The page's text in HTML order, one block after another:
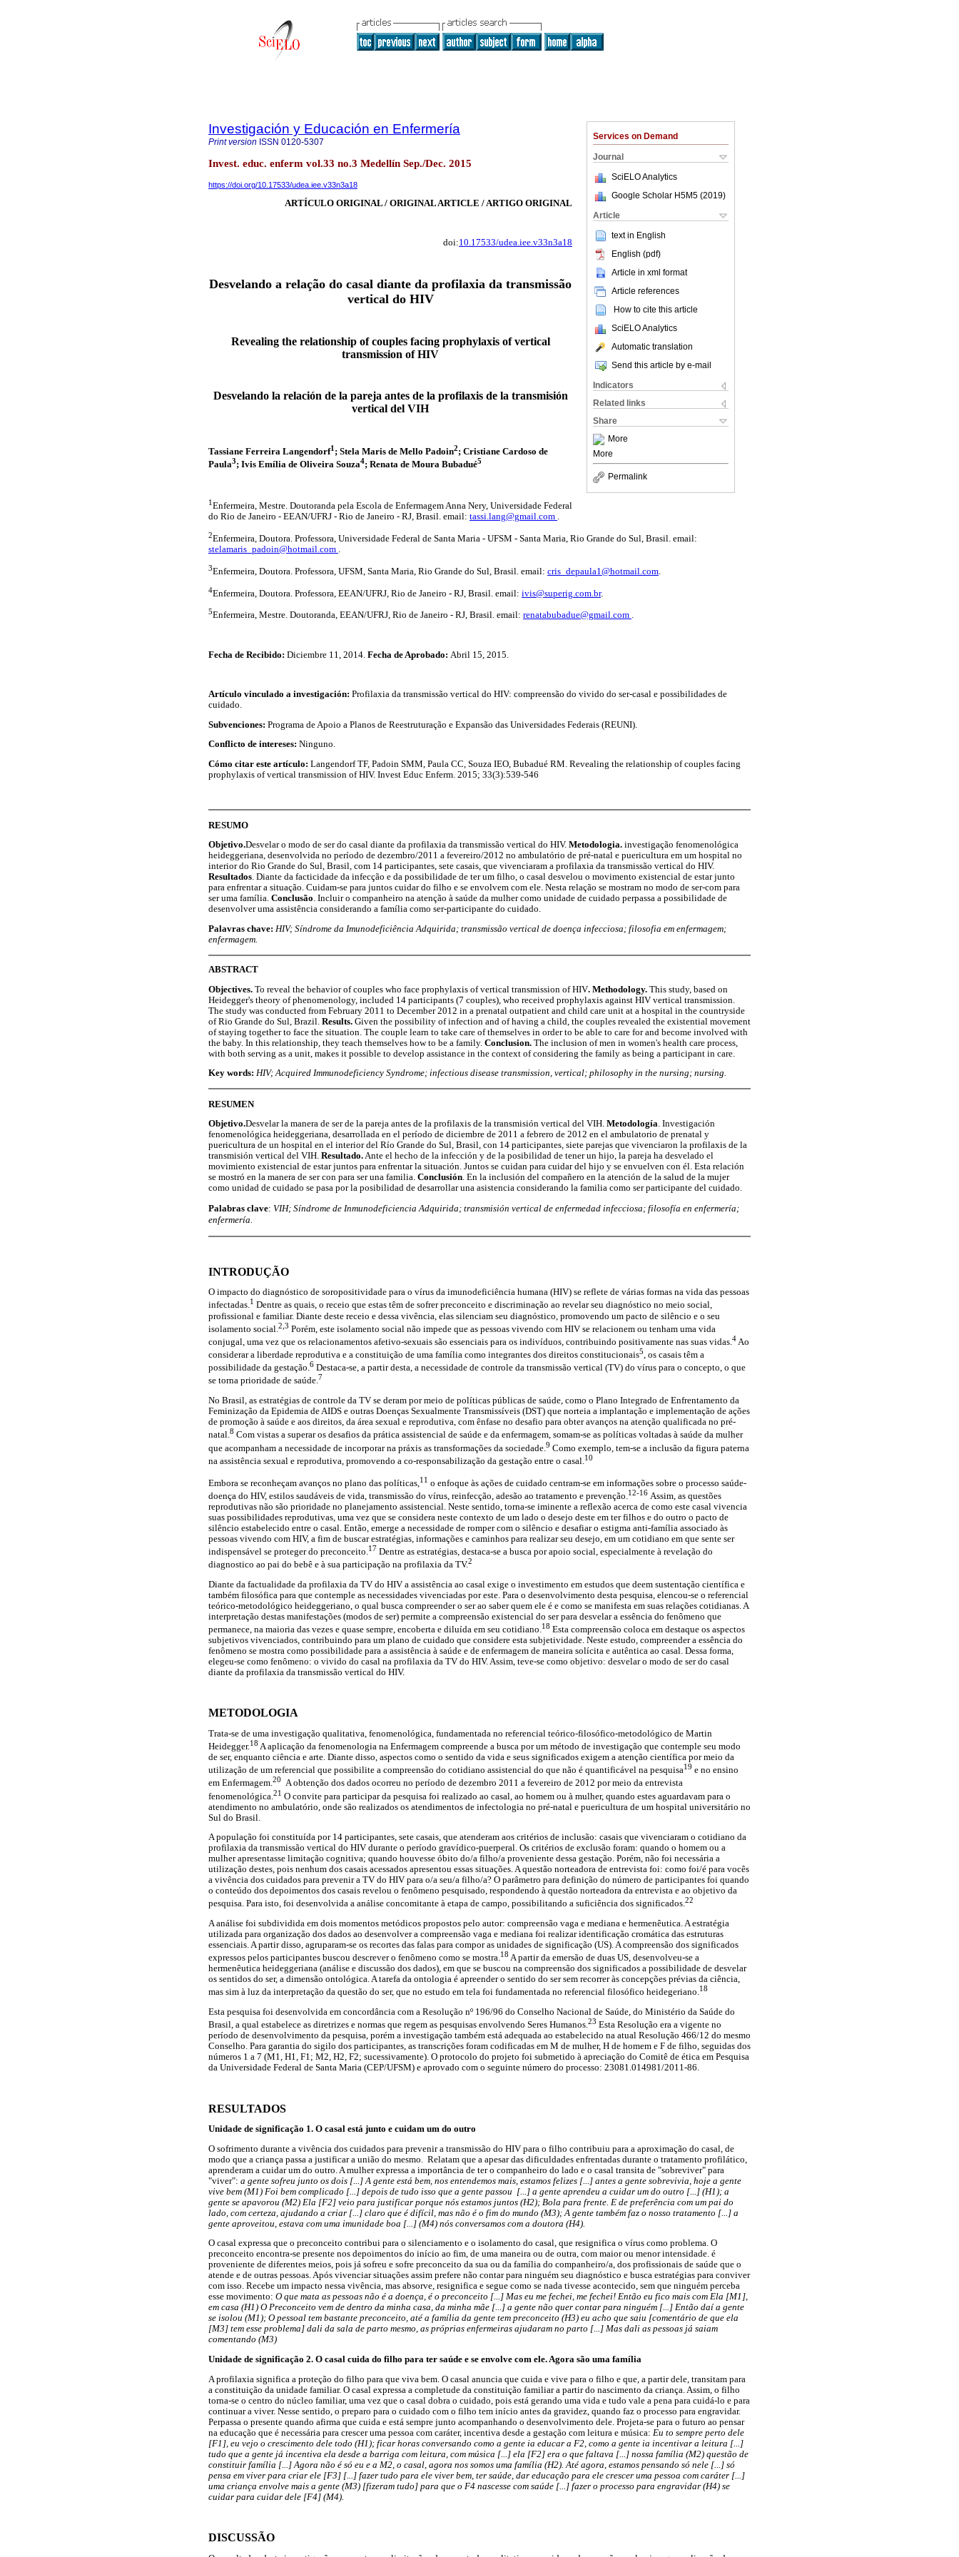
Services on Demand
Journal
SciELO Analytics
Google Scholar H5M5 (2019)
Article
text in English
English (pdf)
Article in xml format
Article references
How to cite this article
SciELO Analytics
Automatic translation
Send this article by e-mail
Indicators
Related links
Share
More
More
Permalink
Investigación y Educación en Enfermería
Print version ISSN 0120-5307
Invest. educ. enferm vol.33 no.3 Medellín Sep./Dec. 2015
https://doi.org/10.17533/udea.iee.v33n3a18
ARTÍCULO ORIGINAL / ORIGINAL ARTICLE / ARTIGO ORIGINAL
doi:10.17533/udea.iee.v33n3a18
Desvelando a relação do casal diante da profilaxia da transmissão
vertical do HIV
Revealing the relationship of couples facing prophylaxis of vertical
transmission of HIV
Desvelando la relación de la pareja antes de la profilaxis de la transmisión
vertical del VIH
Tassiane Ferreira Langendorf1 ; Stela Maris de Mello Padoin2; Cristiane Cardoso de
Paula3; Ivis Emília de Oliveira Souza4; Renata de Moura Bubadué5
1Enfermeira, Mestre. Doutoranda pela Escola de Enfermagem Anna Nery, Universidade Federal
do Rio de Janeiro - EEAN/UFRJ - Rio de Janeiro - RJ, Brasil. email: tassi.lang@gmail.com .
2Enfermeira, Doutora. Professora, Universidade Federal de Santa Maria - UFSM - Santa Maria, Rio Grande do Sul, Brasil. email:
stelamaris_padoin@hotmail.com .
3Enfermeira, Doutora. Professora, UFSM, Santa Maria, Rio Grande do Sul, Brasil. email: cris_depaula1@hotmail.com.
4Enfermeira, Doutora. Professora, EEAN/UFRJ, Rio de Janeiro - RJ, Brasil. email: ivis@superig.com.br.
5Enfermeira, Mestre. Doutoranda, EEAN/UFRJ, Rio de Janeiro - RJ, Brasil. email: renatabubadue@gmail.com .
Fecha de Recibido: Diciembre 11, 2014. Fecha de Aprobado: Abril 15, 2015.
Artículo vinculado a investigación: Profilaxia da transmissão vertical do HIV: compreensão do vivido do ser-casal e possibilidades de
cuidado.
Subvenciones: Programa de Apoio a Planos de Reestruturação e Expansão das Universidades Federais (REUNI).
Conflicto de intereses: Ninguno.
Cómo citar este artículo: Langendorf TF, Padoin SMM, Paula CC, Souza IEO, Bubadué RM. Revealing the relationship of couples facing
prophylaxis of vertical transmission of HIV. Invest Educ Enferm. 2015; 33(3):539-546
RESUMO
Objetivo.Desvelar o modo de ser do casal diante da profilaxia da transmissão vertical do HIV. Metodologia. investigação fenomenológica
heideggeriana, desenvolvida no período de dezembro/2011 a fevereiro/2012 no ambulatório de pré-natal e puericultura em um hospital no
interior do Rio Grande do Sul, Brasil, com 14 participantes, sete casais, que vivenciaram a profilaxia da transmissão vertical do HIV.
Resultados. Diante da facticidade da infecção e da possibilidade de ter um filho, o casal desvelou o movimento existencial de estar junto
para enfrentar a situação. Cuidam-se para juntos cuidar do filho e se envolvem com ele. Nesta relação se mostram no modo de ser-com para
ser uma família. Conclusão. Incluir o companheiro na atenção à saúde da mulher como unidade de cuidado perpassa a possibilidade de
desenvolver uma assistência considerando a família como ser-participante do cuidado.
Palavras chave: HIV; Síndrome da Imunodeficiência Adquirida; transmissão vertical de doença infecciosa; filosofia em enfermagem;
enfermagem.
ABSTRACT
Objectives. To reveal the behavior of couples who face prophylaxis of vertical transmission of HIV. Methodology. This study, based on
Heidegger's theory of phenomenology, included 14 participants (7 couples), who received prophylaxis against HIV vertical transmission.
The study was conducted from February 2011 to December 2012 in a prenatal outpatient and child care unit at a hospital in the countryside
of Rio Grande do Sul, Brazil. Results. Given the possibility of infection and of having a child, the couples revealed the existential movement
of staying together to face the situation. The couple learn to take care of themselves in order to be able to care for and become involved with
the baby. In this relationship, they teach themselves how to be a family. Conclusion. The inclusion of men in women's health care process,
with both serving as a unit, makes it possible to develop assistance in the context of considering the family as being a participant in care.
Key words: HIV; Acquired Immunodeficiency Syndrome; infectious disease transmission, vertical; philosophy in the nursing; nursing.
RESUMEN
Objetivo.Desvelar la manera de ser de la pareja antes de la profilaxis de la transmisión vertical del VIH. Metodología. Investigación
fenomenológica heideggeriana, desarrollada en el período de diciembre de 2011 a febrero de 2012 en el ambulatorio de prenatal y
puericultura de un hospital en el interior del Río Grande do Sul, Brasil, con 14 participantes, siete parejas que vivenciaron la profilaxis de la
transmisión vertical del VIH. Resultado.Ante el hecho de la infección y de la posibilidad de tener un hijo, la pareja ha desvelado el
movimiento existencial de estar juntos para enfrentar la situación. Juntos se cuidan para cuidar del hijo y se envuelven con él. Esta relación
se mostró en la manera de ser con para ser una familia. Conclusión. En la inclusión del compañero en la atención de la salud de la mujer
como unidad de cuidado se pasa por la posibilidad de desarrollar una asistencia considerando la familia como ser participante del cuidado.
Palabras clave: VIH; Síndrome de Inmunodeficiencia Adquirida; transmisión vertical de enfermedad infecciosa; filosofía en enfermería;
enfermería.
INTRODUÇÃO
O impacto do diagnóstico de soropositividade para o vírus da imunodeficiência humana (HIV) se reflete de várias formas na vida das pessoas
infectadas.1 Dentre as quais, o receio que estas têm de sofrer preconceito e discriminação ao revelar seu diagnóstico no meio social,
profissional e familiar. Diante deste receio e dessa vivência, elas silenciam seu diagnóstico, promovendo um pacto de silêncio e o seu
isolamento social.2,3 Porém, este isolamento social não impede que as pessoas vivendo com HIV se relacionem ou tenham uma vida
conjugal, uma vez que os relacionamentos afetivo-sexuais são essenciais para os indivíduos, contribuindo positivamente nas suas vidas.4Ao
considerar a liberdade reprodutiva e a constituição de uma família como integrantes dos direitos constitucionais5, os casais têm a
possibilidade da gestação.6 Destaca-se, a partir desta, a necessidade de controle da transmissão vertical (TV) do vírus para o concepto, o que
se torna prioridade de saúde.7
No Brasil, as estratégias de controle da TV se deram por meio de políticas públicas de saúde, como o Plano Integrado de Enfrentamento da
Feminização da Epidemia de AIDS e outras Doenças Sexualmente Transmissíveis (DST) que norteia a implantação e implementação de ações
de promoção à saúde e aos direitos, da área sexual e reprodutiva, com ênfase no desafio para obter avanços na atenção qualificada no pré-
natal.8 Com vistas a superar os desafios da prática assistencial de saúde e da enfermagem, somam-se as políticas voltadas à saúde da mulher
que acompanham a necessidade de incorporar na práxis as transformações da sociedade. 9 Como exemplo, tem-se a inclusão da figura paterna
na assistência sexual e reprodutiva, promovendo a co-responsabilização da gestação entre o casal.10
Embora se reconheçam avanços no plano das políticas, 11 o enfoque às ações de cuidado centram-se em informações sobre o processo saúde-
doença do HIV, estilos saudáveis de vida, transmissão do vírus, reinfecção, adesão ao tratamento e prevenção.12-16 Assim, as questões
reprodutivas não são prioridade no planejamento assistencial. Neste sentido, torna-se iminente a reflexão acerca de como este casal vivencia
suas possibilidades reprodutivas, uma vez que se considera neste contexto de um lado o desejo deste em ter filhos e do outro o pacto de
silêncio estabelecido entre o casal. Então, emerge a necessidade de romper com o silêncio e desafiar o estigma anti-família associado às
pessoas vivendo com HIV, a fim de buscar estratégias, informações e caminhos para realizar seu desejo, em um cotidiano em que sente ser
indispensável se proteger do preconceito.17 Dentre as estratégias, destaca-se a busca por apoio social, especialmente à revelação do
diagnostico ao pai do bebê e à sua participação na profilaxia da TV.2
Diante da factualidade da profilaxia da TV do HIV a assistência ao casal exige o investimento em estudos que deem sustentação científica e
também filosófica para que contemple as necessidades vivenciadas por este. Para o desenvolvimento desta pesquisa, elencou-se o referencial
teórico-metodológico heideggeriano, o qual busca compreender o ser ao saber quem ele é e como se manifesta em suas relações cotidianas. A
interpretação destas manifestações (modos de ser) permite a compreensão existencial do ser para desvelar a essência do fenômeno que
permanece, na maioria das vezes e quase sempre, encoberta e diluída em seu cotidiano.18 Esta compreensão coloca em destaque os aspectos
subjetivos vivenciados, contribuindo para um plano de cuidado que considere esta subjetividade. Neste estudo, compreender a essência do
fenômeno se mostra como possibilidade para a assistência à saúde e de enfermagem de maneira solícita e autêntica ao casal. Dessa forma,
elegeu-se como fenômeno: o vivido do casal na profilaxia da TV do HIV. Assim, teve-se como objetivo: desvelar o modo de ser do casal
diante da profilaxia da transmissão vertical do HIV.
METODOLOGIA
Trata-se de uma investigação qualitativa, fenomenológica, fundamentada no referencial teórico-filosófico-metodológico de Martin
Heidegger.18 A aplicação da fenomenologia na Enfermagem compreende a busca por um método de investigação que contemple seu modo
de ser, enquanto ciência e arte. Diante disso, aspectos como o sentido da vida e seus significados exigem a atenção científica por meio da
utilização de um referencial que possibilite a compreensão do cotidiano assistencial do que não é quantificável na pesquisa19 e no ensino
em Enfermagem.20
A obtenção dos dados ocorreu no período de dezembro 2011 a fevereiro de 2012 por meio da entrevista
fenomenológica. 21 O convite para participar da pesquisa foi realizado ao casal, ao homem ou à mulher, quando estes aguardavam para o
atendimento no ambulatório, onde são realizados os atendimentos de infectologia no pré-natal e puericultura de um hospital universitário no
Sul do Brasil.
A população foi constituída por 14 participantes, sete casais, que atenderam aos critérios de inclusão: casais que vivenciaram o cotidiano da
profilaxia da transmissão vertical do HIV durante o período gravídico-puerperal. Os critérios de exclusão foram: quando o homem ou a
mulher apresentasse limitação cognitiva; quando houvesse óbito do/a filho/a proveniente dessa gestação. Porém, não foi necessária a
utilização destes, pois nenhum dos casais acessados apresentou essas situações. A questão norteadora de entrevista foi: como foi/é para vocês
a vivência dos cuidados para prevenir a TV do HIV para o/a seu/a filho/a? O parâmetro para definição do número de participantes foi quando
o conteúdo dos depoimentos dos casais revelou o fenômeno pesquisado, respondendo à questão norteadora da entrevista e ao objetivo da
pesquisa. Para isto, foi desenvolvida a análise concomitante à etapa de campo, possibilitando a suficiência dos significados.22
A análise foi subdividida em dois momentos metódicos propostos pelo autor: compreensão vaga e mediana e hermenêutica. A estratégia
utilizada para organização dos dados ao desenvolver a compreensão vaga e mediana foi realizar identificação cromática das estruturas
essenciais. A partir disso, agruparam-se os recortes das falas para compor as unidades de significação (US). A compreensão dos significados
expressos pelos participantes buscou descrever o fenômeno como se mostra.18 A partir da emersão de duas US, desenvolveu-se a
hermenêutica heideggeriana (análise e discussão dos dados), em que se buscou na compreensão dos significados a possibilidade de desvelar
os sentidos do ser, a dimensão ontológica. A tarefa da ontologia é apreender o sentido do ser sem recorrer às concepções prévias da ciência,
mas sim à luz da interpretação da questão do ser, que no estudo em tela foi fundamentada no referencial filosófico heidegeriano.18
Esta pesquisa foi desenvolvida em concordância com a Resolução nº 196/96 do Conselho Nacional de Saúde, do Ministério da Saúde do
Brasil, a qual estabelece as diretrizes e normas que regem as pesquisas envolvendo Seres Humanos.23 Esta Resolução era a vigente no
período de desenvolvimento da pesquisa, porém a investigação também está adequada ao estabelecido na atual Resolução 466/12 do mesmo
Conselho. Para garantia do sigilo dos participantes, as transcrições foram codificadas em M de mulher, H de homem e F de filho, seguidas dos
números 1 a 7 (M1, H1, F1; M2, H2, F2; sucessivamente). O protocolo do projeto foi submetido à apreciação do Comitê de ética em Pesquisa
da Universidade Federal de Santa Maria (CEP/UFSM) e aprovado com o seguinte número do processo: 23081.014981/2011-86.
RESULTADOS
Unidade de significação 1. O casal está junto e cuidam um do outro
O sofrimento durante a vivência dos cuidados para prevenir a transmissão do HIV para o filho contribuiu para a aproximação do casal, de
modo que a criança passa a justificar a união do mesmo. Relatam que a apesar das dificuldades enfrentadas durante o tratamento profilático,
aprenderam a cuidar um do outro. A mulher expressa a importância de ter o companheiro do lado e o casal transita de "sobreviver" para
"viver": a gente sofreu junto os dois [...] A gente está bem, nos entendemos mais, estamos felizes [...] antes a gente sobrevivia, hoje a gente
vive bem (M1) Foi bem complicado [...] depois de tudo isso que a gente passou [...] a gente aprendeu a cuidar um do outro [...] (H1); a
gente se apavorou (M2) Ela [F2] veio para justificar porque nós estamos juntos (H2); Bola para frente. E de preferência com um pai do
lado, com certeza, ajudando a criar [...] claro que é difícil, mas não é o fim do mundo (M3); A gente também faz o nosso tratamento [...] a
gente aproveitou, estava com uma imunidade boa [...] (M4) nós conversamos com a doutora (H4).
O casal expressa que o preconceito contribui para o silenciamento e o isolamento do casal, que resignifica o vírus como problema. O
preconceito encontra-se presente nos depoimentos do início ao fim, de uma maneira ou de outra, com maior ou menor intensidade. é
proveniente de diferentes meios, pois já sofreu e sofre preconceito da sua ou da família do companheiro/a, dos profissionais de saúde que o
atende e de outras pessoas. Após vivenciar situações assim prefere não contar para ninguém seu diagnóstico e busca estratégias para conviver
com isso. Recebe um impacto nessa vivência, mas absorve, resignifica e segue como se nada tivesse acontecido, sem que ninguém perceba
esse movimento: O que mata as pessoas não é a doença, é o preconceito [...] Mas eu me fechei, me fechei! Então eu fico mais com Ela [M1],
em casa (H1) O Preconceito vem de dentro da minha casa, da minha mãe [...] a gente não quer contar para ninguém [...] Então daí a gente
se isolou (M1); O pessoal tem bastante preconceito, até a família da gente tem preconceito (H3) eu acho que saiu [comentário de que ela
[M3] tem esse problema] dali da sala de parto mesmo, as próprias enfermeiras ajudaram no parto [...] Mas dali as pessoas já saiam
comentando (M3)
Unidade de significação 2. O casal cuida do filho para ter saúde e se envolve com ele. Agora são uma família
A profilaxia significa a proteção do filho para que viva bem. O casal anuncia que cuida e vive para o filho e que, a partir dele, transitam para
a constituição da unidade familiar. O casal expressa a completude da constituição familiar a partir do nascimento da criança. Assim, o filho
torna-se o centro do núcleo familiar, uma vez que o casal dobra o cuidado, pois está gerando uma vida e tudo vale a pena para cuidá-lo e para
continuar a viver. Nesse sentido, o preparo para o cuidado com o filho tem início antes da gravidez, quando faz o processo para engravidar.
Perpassa o presente quando afirma que cuida e está sempre junto acompanhando o desenvolvimento dele. Projeta-se para o futuro ao pensar
na educação que é necessária para crescer uma pessoa com caráter, incentiva desde a gestação com leitura e música: Eu to sempre perto dele
[F1], eu vejo o crescimento dele todo (H1); ficar horas conversando como a gente ia educar a F2, como a gente ia incentivar a leitura [...]
tudo que a gente já incentiva ela desde a barriga com leitura, com música [...] ela [F2] era o que faltava [...] nossa família (M2) questão de
constituir família [...] Agora não é só eu e a M2, o casal, agora nos somos uma família (H2). Até agora, estamos pensando só nele [...] só
pensa em viver para criar ele [F3] [...] fazer tudo para ele viver bem, ter saúde, dar educação para ele crescer uma pessoa com caráter [...]
uma criança envolve mais a gente (M3) [fizeram tudo] para que o F4 nascesse com saúde [...] fazer o processo para engravidar (H4) se
cuidar para cuidar dele [F4] (M4).
DISCUSSÃO